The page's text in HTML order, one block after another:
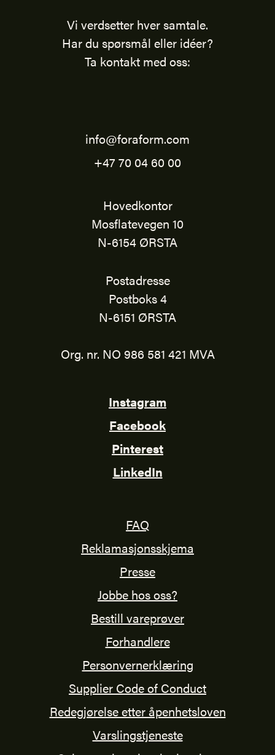
Vi verdsetter hver samtale.
Har du spørsmål eller idéer?
Ta kontakt med oss:
info@foraform.com
+47 70 04 60 00
Hovedkontor
Mosflatevegen 10
N-6154 ØRSTA
Postadresse
Postboks 4
N-6151 ØRSTA
Org. nr. NO 986 581 421 MVA
Instagram
Facebook
Pinterest
LinkedIn
FAQ
Reklamasjonsskjema
Presse
Jobbe hos oss?
Bestill vareprøver
Forhandlere
Personvernerklæring
Supplier Code of Conduct
Redegjørelse etter åpenhetsloven
Varslingstjeneste